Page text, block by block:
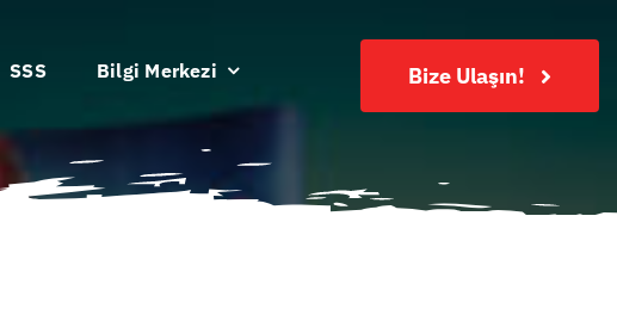
SSS Bilgi Merkezi Bize Ulaşın!